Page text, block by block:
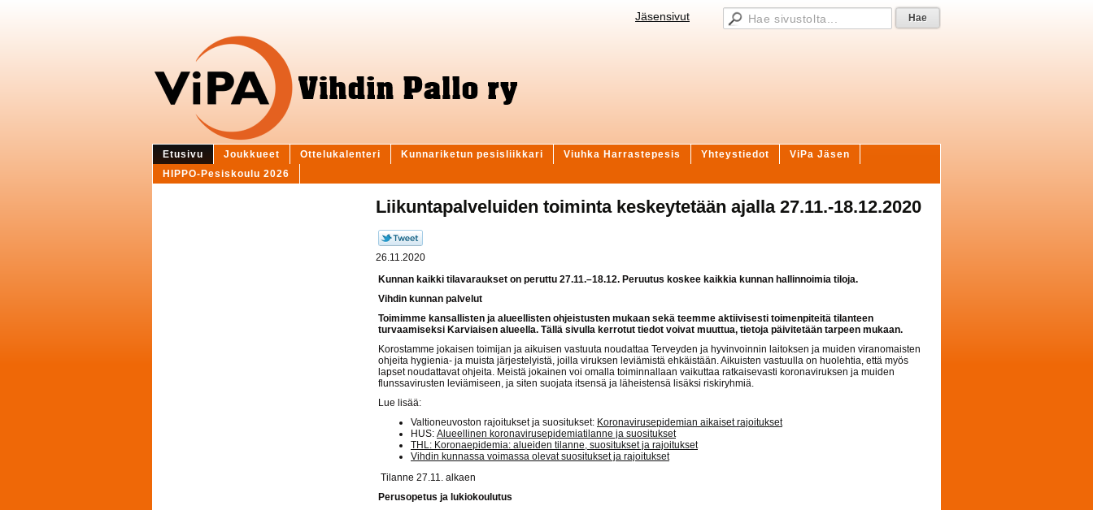
Jäsensivut
Etusivu Joukkueet Ottelukalenteri Kunnariketun pesisliikkari Viuhka Harrastepesis Yhteystiedot
ViPa Jäsen
HIPPO-Pesiskoulu 2026
Liikuntapalveluiden toiminta keskeytetään ajalla 27.11.-18.12.2020
26.11.2020
Kunnan kaikki tilavaraukset on peruttu 27.11.–18.12. Peruutus koskee kaikkia kunnan hallinnoimia tiloja.
Vihdin kunnan palvelut
Toimimme kansallisten ja alueellisten ohjeistusten mukaan sekä teemme aktiivisesti toimenpiteitä tilanteen
turvaamiseksi Karviaisen alueella. Tällä sivulla kerrotut tiedot voivat muuttua, tietoja päivitetään tarpeen mukaan.
Korostamme jokaisen toimijan ja aikuisen vastuuta noudattaa Terveyden ja hyvinvoinnin laitoksen ja muiden viranomaisten
ohjeita hygienia- ja muista järjestelyistä, joilla viruksen leviämistä ehkäistään. Aikuisten vastuulla on huolehtia, että myös
lapset noudattavat ohjeita. Meistä jokainen voi omalla toiminnallaan vaikuttaa ratkaisevasti koronaviruksen ja muiden
flunssavirusten leviämiseen, ja siten suojata itsensä ja läheistensä lisäksi riskiryhmiä.
Lue lisää:
Valtioneuvoston rajoitukset ja suositukset: Koronavirusepidemian aikaiset rajoitukset
HUS: Alueellinen koronavirusepidemiatilanne ja suositukset
THL: Koronaepidemia: alueiden tilanne, suositukset ja rajoitukset
Vihdin kunnassa voimassa olevat suositukset ja rajoitukset
Tilanne 27.11. alkaen
Perusopetus ja lukiokoulutus